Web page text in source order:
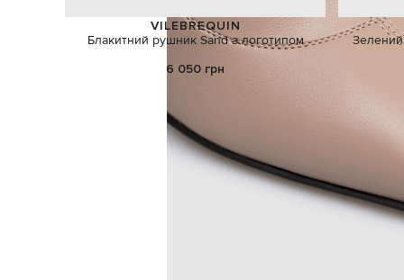
VILEBREQUIN
Блакитний рушник Sand з логотипом
6 050 грн